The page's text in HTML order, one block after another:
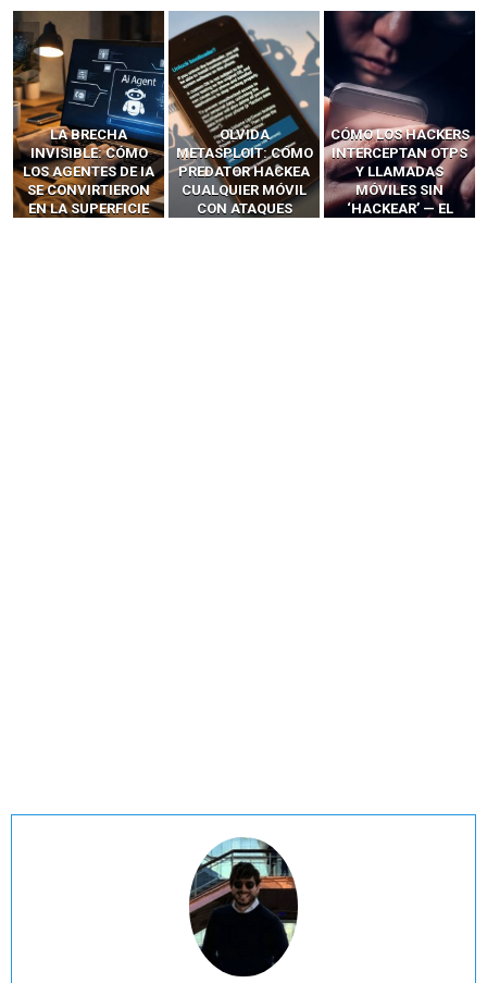
LA BRECHA
INVISIBLE: CÓMO
LOS AGENTES DE IA
SE CONVIRTIERON
EN LA SUPERFICIE
OLVIDA
METASPLOIT: CÓMO
PREDATOR HACKEA
CUALQUIER MÓVIL
CON ATAQUES
CÓMO LOS HACKERS
INTERCEPTAN OTPS
Y LLAMADAS
MÓVILES SIN
‘HACKEAR’ — EL